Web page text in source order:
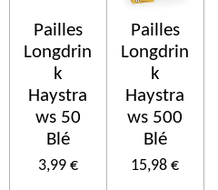
Pailles
Longdrin
k
Haystra
ws 50
Blé
3,99 €
Pailles
Longdrin
k
Haystra
ws 500
Blé
15,98 €